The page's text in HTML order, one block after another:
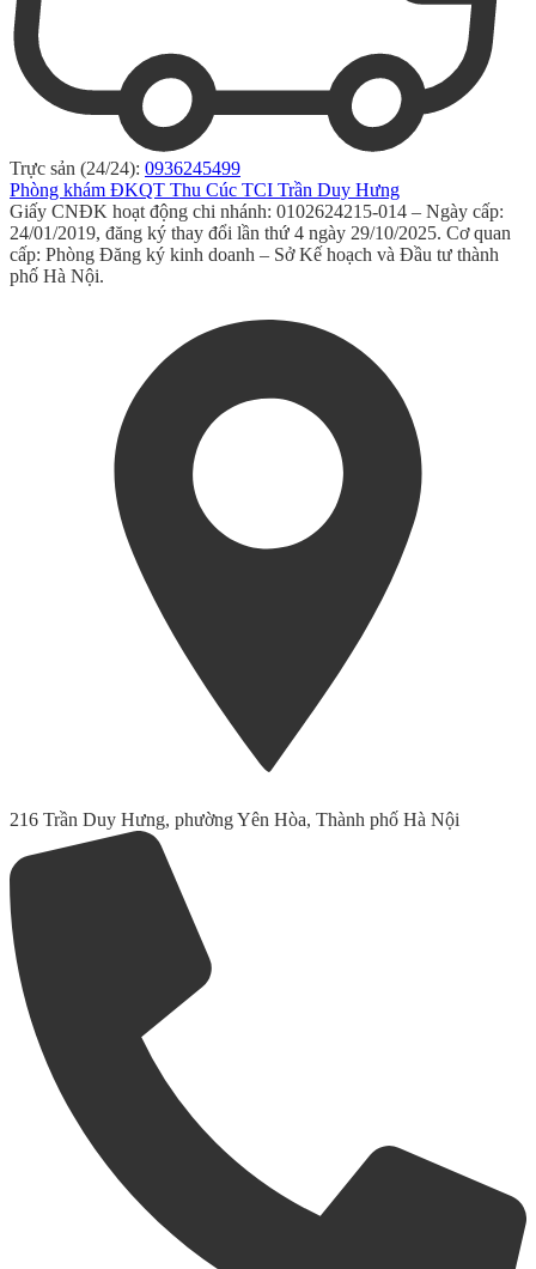
Trực sản (24/24): 0936245499
Phòng khám ĐKQT Thu Cúc TCI Trần Duy Hưng
Giấy CNĐK hoạt động chi nhánh: 0102624215-014 – Ngày cấp:
24/01/2019, đăng ký thay đổi lần thứ 4 ngày 29/10/2025. Cơ quan
cấp: Phòng Đăng ký kinh doanh – Sở Kế hoạch và Đầu tư thành
phố Hà Nội.
216 Trần Duy Hưng, phường Yên Hòa, Thành phố Hà Nội